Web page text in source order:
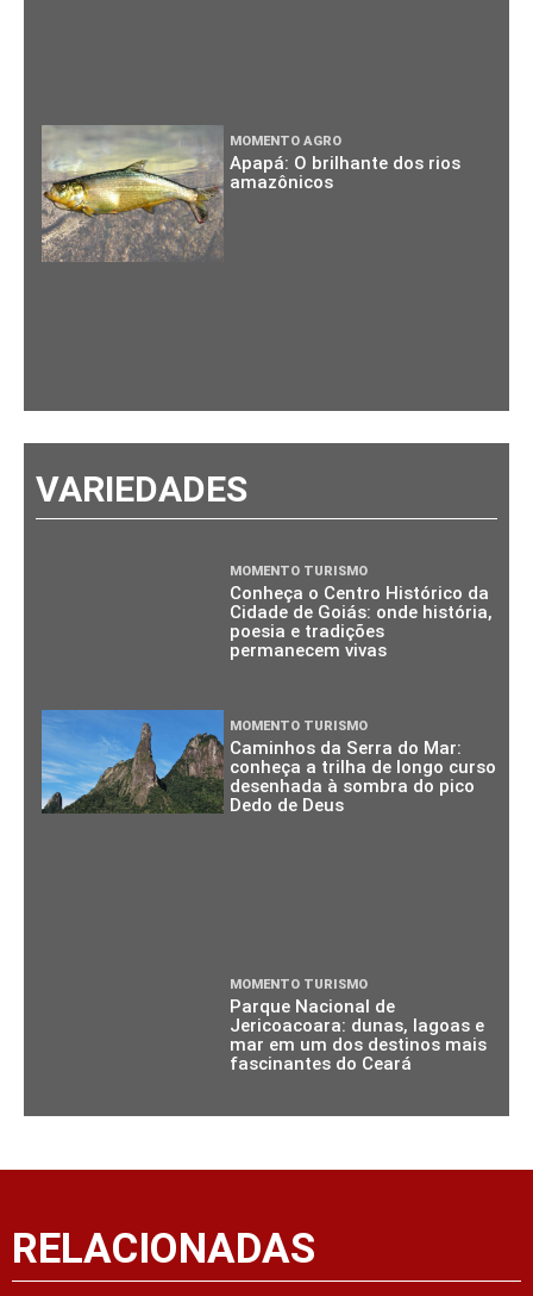
MOMENTO AGRO
Apapá: O brilhante dos rios
amazônicos
VARIEDADES
MOMENTO TURISMO
Conheça o Centro Histórico da
Cidade de Goiás: onde história,
poesia e tradições
permanecem vivas
MOMENTO TURISMO
Caminhos da Serra do Mar:
conheça a trilha de longo curso
desenhada à sombra do pico
Dedo de Deus
MOMENTO TURISMO
Parque Nacional de
Jericoacoara: dunas, lagoas e
mar em um dos destinos mais
fascinantes do Ceará
RELACIONADAS